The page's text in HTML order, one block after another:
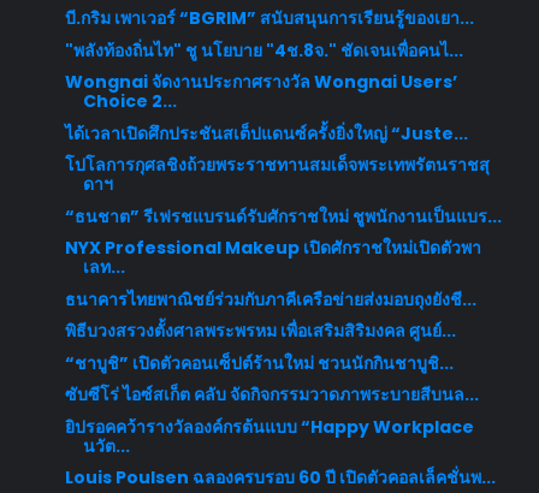
บี.กริม เพาเวอร์ “BGRIM” สนับสนุนการเรียนรู้ของเยา...
"พลังท้องถิ่นไท" ชู นโยบาย "4ช.8จ." ชัดเจนเพื่อคนไ...
Wongnai จัดงานประกาศรางวัล Wongnai Users’
Choice 2...
ได้เวลาเปิดศึกประชันสเต็ปแดนซ์ครั้งยิ่งใหญ่ “Juste...
โปโลการกุศลชิงถ้วยพระราชทานสมเด็จพระเทพรัตนราชสุ
ดาฯ
“ธนชาต” รีเฟรชแบรนด์รับศักราชใหม่ ชูพนักงานเป็นแบร...
NYX Professional Makeup เปิดศักราชใหม่เปิดตัวพา
เลท...
ธนาคารไทยพาณิชย์ร่วมกับภาคีเครือข่ายส่งมอบถุงยังชี...
พิธีบวงสรวงตั้งศาลพระพรหม เพื่อเสริมสิริมงคล ศูนย์...
“ชาบูชิ” เปิดตัวคอนเซ็ปต์ร้านใหม่ ชวนนักกินชาบูชิ...
ซับซีโร่ ไอซ์สเก็ต คลับ จัดกิจกรรมวาดภาพระบายสีบนล...
ยิปรอคคว้ารางวัลองค์กรต้นแบบ “Happy Workplace
นวัต...
Louis Poulsen ฉลองครบรอบ 60 ปี เปิดตัวคอลเล็คชั่นพ...